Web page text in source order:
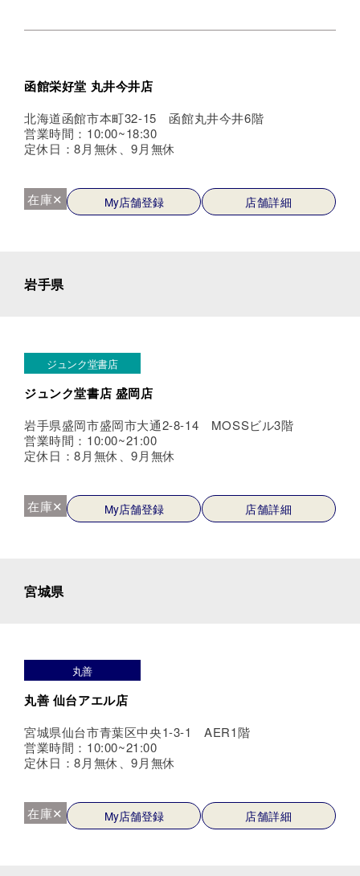
函館栄好堂 丸井今井店
北海道函館市本町32-15 函館丸井今井6階
営業時間：10:00~18:30
定休日：8月無休、9月無休
在庫✕ My店舗登録 店舗詳細
岩手県
ジュンク堂書店
ジュンク堂書店 盛岡店
岩手県盛岡市盛岡市大通2-8-14 MOSSビル3階
営業時間：10:00~21:00
定休日：8月無休、9月無休
在庫✕ My店舗登録 店舗詳細
宮城県
丸善
丸善 仙台アエル店
宮城県仙台市青葉区中央1-3-1 AER1階
営業時間：10:00~21:00
定休日：8月無休、9月無休
在庫✕ My店舗登録 店舗詳細